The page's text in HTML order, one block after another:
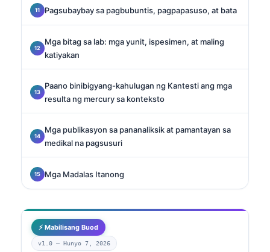
Pagsubaybay sa pagbubuntis, pagpapasuso, at bata
Mga bitag sa lab: mga yunit, ispesimen, at maling
katiyakan
Paano binibigyang-kahulugan ng Kantesti ang mga
resulta ng mercury sa konteksto
Mga publikasyon sa pananaliksik at pamantayan sa
medikal na pagsusuri
Mga Madalas Itanong
⚡ Mabilisang Buod
v1.0 — Hunyo 7, 2026